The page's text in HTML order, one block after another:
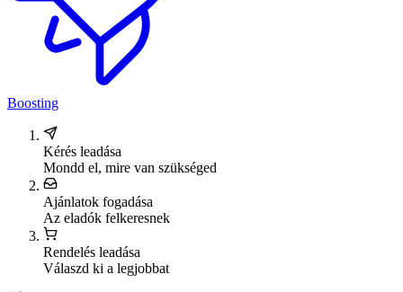
Boosting
Kérés leadása
Mondd el, mire van szükséged
Ajánlatok fogadása
Az eladók felkeresnek
Rendelés leadása
Válaszd ki a legjobbat